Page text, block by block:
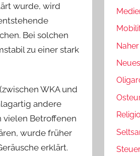
wurde, wird
Bei solchen
zu einer stark
WKA und
andere
vielen Betroffenen
wurde früher
erklärt.